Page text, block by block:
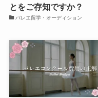
とをご存知ですか？
バレエ留学・オーディション